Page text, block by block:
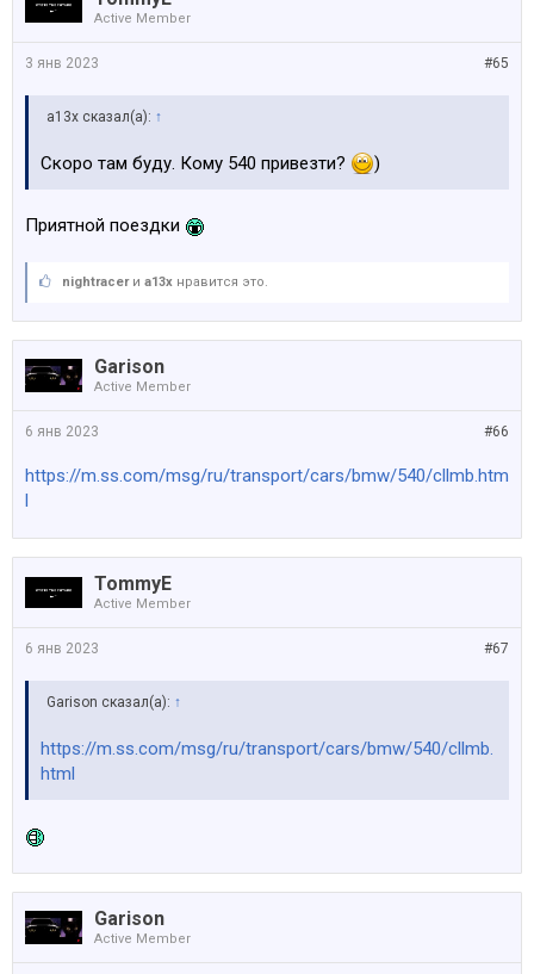
Active Member
#65
3 янв 2023
a13x сказал(а): ↑
Скоро там буду. Кому 540 привезти? )
Приятной поездки
nightracerи a13x нравится это.
Garison
Active Member
#66
6 янв 2023
https://m.ss.com/msg/ru/transport/cars/bmw/540/cllmb.htm
l
TommyE
Active Member
#67
6 янв 2023
Garison сказал(а): ↑
https://m.ss.com/msg/ru/transport/cars/bmw/540/cllmb.
html
Garison
Active Member